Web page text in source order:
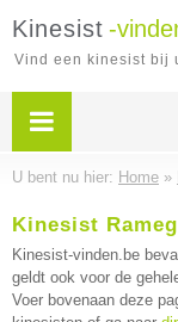
Kinesist -
Vind een kinesist bij
U bent nu hier: Home »
Kinesist
Kinesist-vinden.be
geldt ook voor de
Voer bovenaan deze